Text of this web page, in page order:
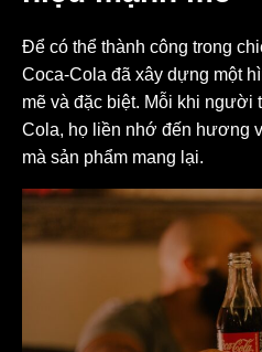
Để có thể thành công trong
Coca-Cola đã xây dựng một
mẽ và đặc biệt. Mỗi khi người
Cola, họ liền nhớ đến hương
mà sản phẩm mang lại.